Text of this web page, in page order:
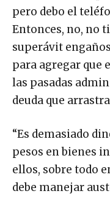
pero debo el
Entonces, no, no
superávit
para agregar que
las pasadas
deuda que
“Es demasiado
pesos en bienes
ellos, sobre todo
debe manejar